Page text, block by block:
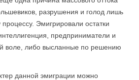
разрушения и голод лишь
Эмигрировали остатки
предприниматели и
воле, либо высланные по решению
данной эмиграции можно